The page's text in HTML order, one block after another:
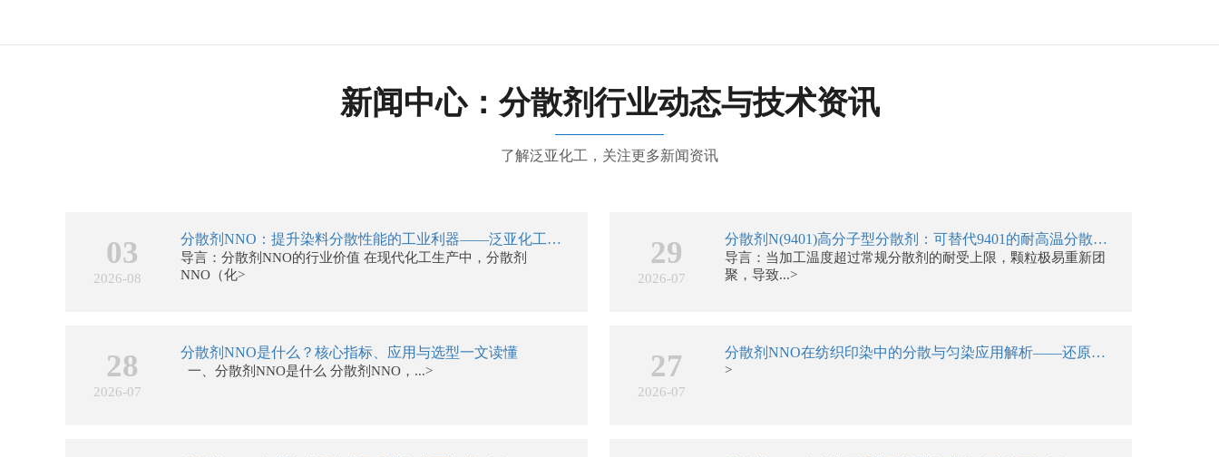
新闻中心：分散剂行业动态与技术资讯
了解泛亚化工，关注更多新闻资讯
03
2026-08
分散剂NNO：提升染料分散性能的工业利器——泛亚化工为您解析
导言：分散剂NNO的行业价值 在现代化工生产中，分散剂
NNO（化>
29
2026-07
分散剂N(9401)高分子型分散剂：可替代9401的耐高温分散方案
导言：当加工温度超过常规分散剂的耐受上限，颗粒极易重新团
聚，导致...>
28
2026-07
分散剂NNO是什么？核心指标、应用与选型一文读懂
一、分散剂NNO是什么 分散剂NNO，...> 27
2026-07
分散剂NNO在纺织印染中的分散与匀染应用解析——还原染料、分散染料、冰染染料的工艺关键
>